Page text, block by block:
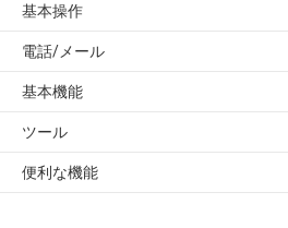
基本操作
電話/メール
基本機能
ツール
便利な機能